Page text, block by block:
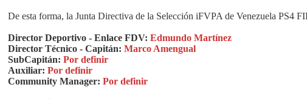
De esta forma, la Junta Directiva de la Selección iFVPA de Venezuela PS4
Director Deportivo - Enlace FDV: Edmundo Martínez
Director Técnico - Capitán: Marco Amengual
SubCapitán: Por definir
Auxiliar: Por definir
Community Manager: Por definir